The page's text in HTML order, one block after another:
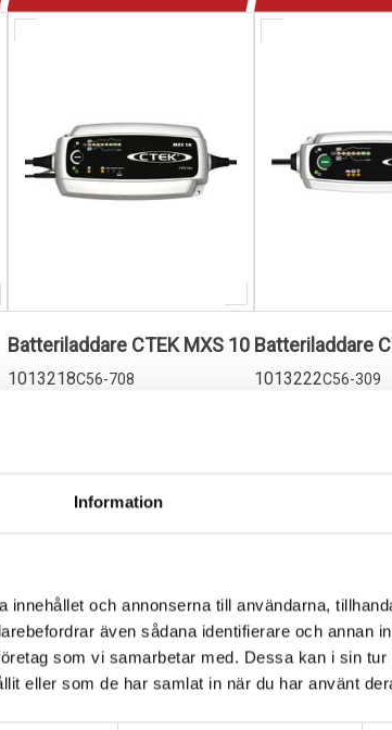
Information
och annonserna till användarna,
även sådana identifierare och annan
som vi samarbetar med. Dessa kan i sin
eller som de har samlat in när du har använt
Batteriladdare CTEK MXS 10
1013218C56-708
Lägg i varukorg
Batteriladdare
1013222C56-309